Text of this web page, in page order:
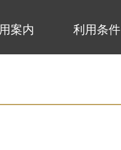
案内 利用条件